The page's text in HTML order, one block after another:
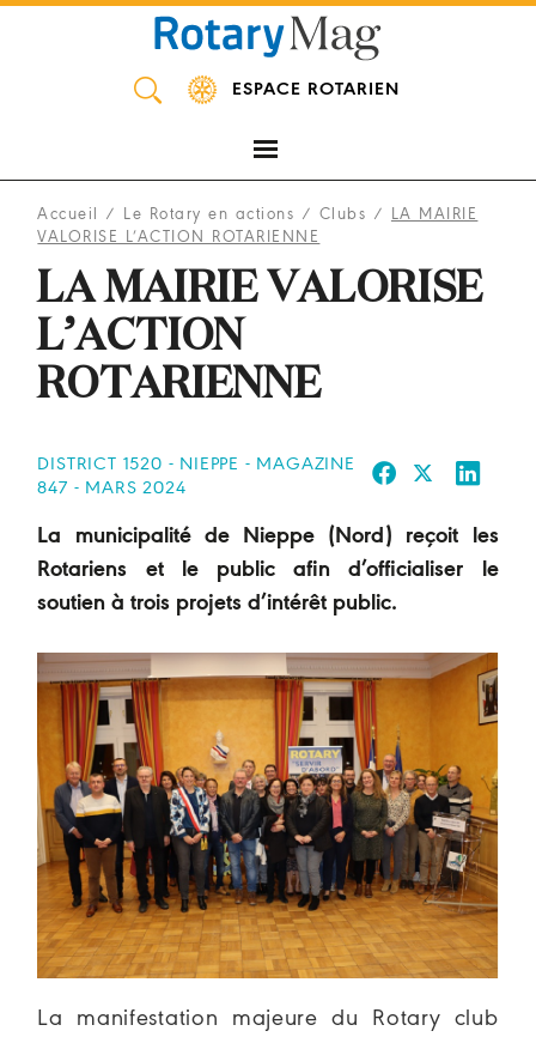
ESPACE ROTARIEN
Accueil / Le Rotary en actions / Clubs / LA MAIRIE
VALORISE L’ACTION ROTARIENNE
LA MAIRIE VALORISE
L’ACTION
ROTARIENNE
DISTRICT 1520 - NIEPPE - MAGAZINE
847 - MARS 2024
La municipalité de Nieppe (Nord) reçoit les
Rotariens et le public afin d’officialiser le
soutien à trois projets d’intérêt public.
La manifestation majeure du Rotary club
Panneau de gestion des cookies